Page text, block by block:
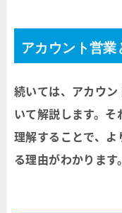
アカウント営業
続いては、アカウ
いて解説します。
理解することで、
る理由がわかります。